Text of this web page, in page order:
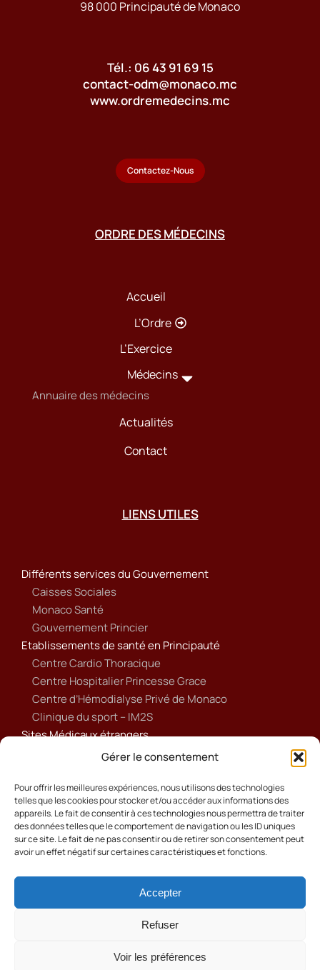
Gérer le consentement
Pour offrir les meilleures expériences, nous utilisons des technologies
telles que les cookies pour stocker et/ou accéder aux informations des
appareils. Le fait de consentir à ces technologies nous permettra de traiter
des données telles que le comportement de navigation ou les ID uniques
sur ce site. Le fait de ne pas consentir ou de retirer son consentement peut
avoir un effet négatif sur certaines caractéristiques et fonctions.
Accepter
Refuser
Voir les préférences
98 000 Principauté de Monaco
Tél.: 06 43 91 69 15
contact-odm@monaco.mc
www.ordremedecins.mc
Contactez-Nous
ORDRE DES MÉDECINS
Accueil
L’Ordre
L’Exercice
Médecins
Annuaire des médecins
Actualités
Contact
LIENS UTILES
Différents services du Gouvernement
Caisses Sociales
Monaco Santé
Gouvernement Princier
Etablissements de santé en Principauté
Centre Cardio Thoracique
Centre Hospitalier Princesse Grace
Centre d’Hémodialyse Privé de Monaco
Clinique du sport – IM2S
Sites Médicaux étrangers
Ordre national des médecins français
Politique de cookies (UE)
Cookies
Mentions Légales